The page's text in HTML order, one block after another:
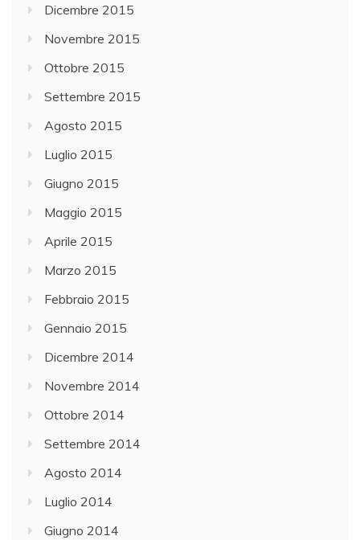
Dicembre 2015
Novembre 2015
Ottobre 2015
Settembre 2015
Agosto 2015
Luglio 2015
Giugno 2015
Maggio 2015
Aprile 2015
Marzo 2015
Febbraio 2015
Gennaio 2015
Dicembre 2014
Novembre 2014
Ottobre 2014
Settembre 2014
Agosto 2014
Luglio 2014
Giugno 2014